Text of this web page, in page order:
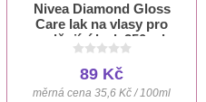
Nivea Diamond Gloss
Care lak na vlasy pro
oslňující lesk 250 ml
89 Kč
měrná cena 35,6 Kč / 100ml